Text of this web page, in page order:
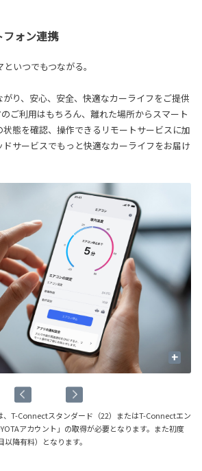
ォン連携
いつでもつながる。
り、安心、安全、快適なカーライフをご提供
ご利用はもちろん、離れた場所からスマート
状態を確認、操作できるリモートサービスに加
サービスでもっと快適なカーライフをお届け
+
、T-Connectスタンダード（22）またはT-Connectエン
アカウント」の取得が必要となります。また初度
降有料）となります。